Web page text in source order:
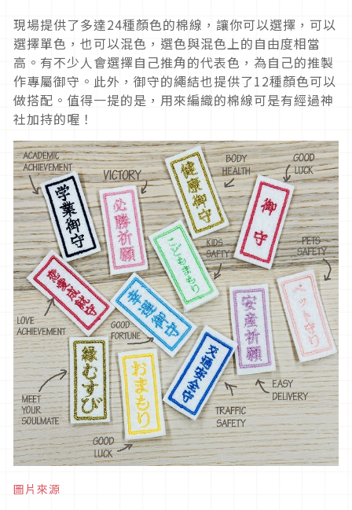
現場提供了多達24種顏色的棉線，讓你可以選擇，可以
選擇單色，也可以混色，選色與混色上的自由度相當
高。有不少人會選擇自己推角的代表色，為自己的推製
作專屬御守。此外，御守的繩結也提供了12種顏色可以
做搭配。值得一提的是，用來編織的棉線可是有經過神
社加持的喔！
圖片來源